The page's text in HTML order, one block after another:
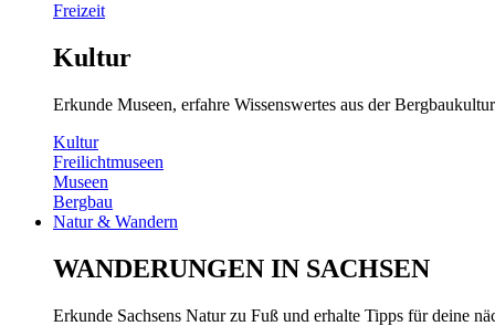
Freizeit
Kultur
Erkunde Museen, erfahre Wissenswertes aus der
Kultur
Freilichtmuseen
Museen
Bergbau
Natur & Wandern
WANDERUNGEN IN SACHSEN
Erkunde Sachsens Natur zu Fuß und erhalte Tipps für deine